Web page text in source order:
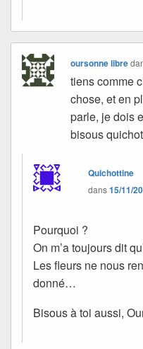
oursonne libre
tiens comme
chose, et en
parle, je dois
bisous
Quichottine
dans15/11/
Pourquoi ?
On m’a toujours dit
Les fleurs ne nous
donné…
Bisous à toi aussi,